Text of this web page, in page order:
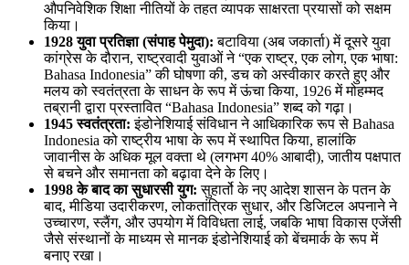
औपनिवेशिक शिक्षा नीतियों के तहत व्यापक साक्षरता प्रयासों को सक्षम
किया।
1928 युवा प्रतिज्ञा (संपाह पेमुदा): बटाविया (अब जकार्ता) में दूसरे युवा
कांग्रेस के दौरान, राष्ट्रवादी युवाओं ने “एक राष्ट्र, एक लोग, एक भाषा:
Bahasa Indonesia” की घोषणा की, डच को अस्वीकार करते हुए और
मलय को स्वतंत्रता के साधन के रूप में ऊंचा किया, 1926 में मोहम्मद
तब्रानी द्वारा प्रस्तावित “Bahasa Indonesia” शब्द को गढ़ा।
1945 स्वतंत्रता: इंडोनेशियाई संविधान ने आधिकारिक रूप से Bahasa
Indonesia को राष्ट्रीय भाषा के रूप में स्थापित किया, हालांकि
जावानीस के अधिक मूल वक्ता थे (लगभग 40% आबादी), जातीय पक्षपात
से बचने और समानता को बढ़ावा देने के लिए।
1998 के बाद का सुधारसी युग: सुहार्तो के नए आदेश शासन के पतन के
बाद, मीडिया उदारीकरण, लोकतांत्रिक सुधार, और डिजिटल अपनाने ने
उच्चारण, स्लैंग, और उपयोग में विविधता लाई, जबकि भाषा विकास एजेंसी
जैसे संस्थानों के माध्यम से मानक इंडोनेशियाई को बेंचमार्क के रूप में
बनाए रखा।